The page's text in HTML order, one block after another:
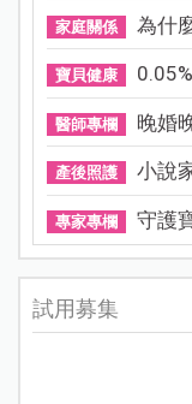
家庭關係 為什
寶貝健康
醫師專欄 晚婚
產後照護 小說
專家專欄 守護
試用募集